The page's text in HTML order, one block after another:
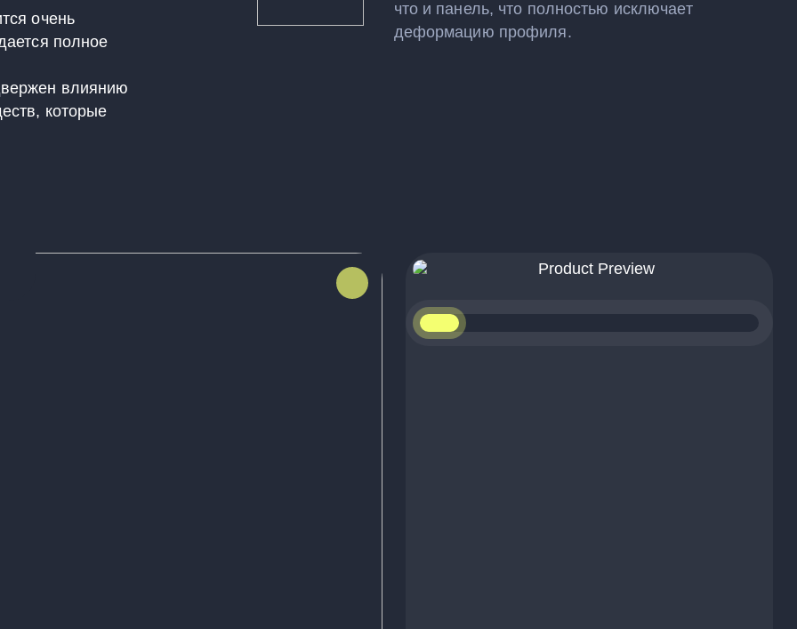
очень
полное
влиянию
которые
что и панель, что полностью исключает
деформацию профиля.
Handle